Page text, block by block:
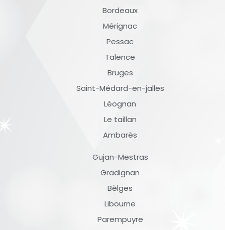
Bordeaux
Mérignac
Pessac
Talence
Bruges
Saint-Médard-en-jalles
Léognan
Le taillan
Ambarès
Gujan-Mestras
Gradignan
Bèlges
Libourne
Parempuyre